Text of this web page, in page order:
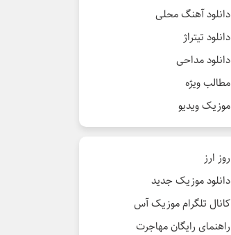
دانلود آهنگ محلی
دانلود تیتراژ
دانلود مداحی
مطالب ویژه
موزیک ویدیو
روز ارز
دانلود موزیک جدید
کانال تلگرام موزیک آس
راهنمای رایگان مهاجرت